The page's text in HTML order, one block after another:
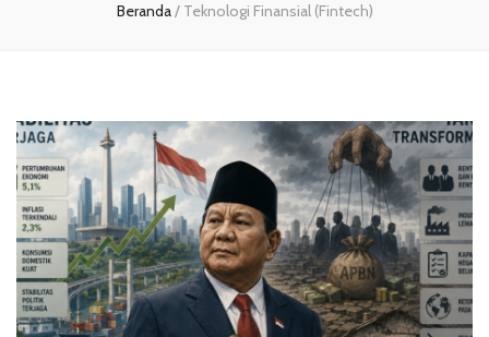
Beranda/ Teknologi Finansial (Fintech)